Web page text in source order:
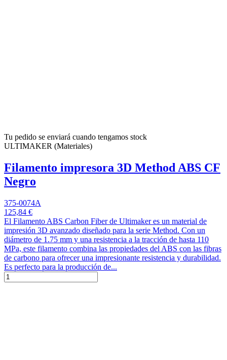
Tu pedido se enviará cuando tengamos stock
ULTIMAKER (Materiales)
Filamento impresora 3D Method ABS CF
Negro
375-0074A
125,84 €
El Filamento ABS Carbon Fiber de Ultimaker es un material de
impresión 3D avanzado diseñado para la serie Method. Con un
diámetro de 1.75 mm y una resistencia a la tracción de hasta 110
MPa, este filamento combina las propiedades del ABS con las fibras
de carbono para ofrecer una impresionante resistencia y durabilidad.
Es perfecto para la producción de...